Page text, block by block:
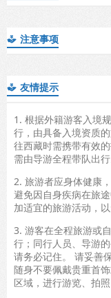
 注意事项
 友情提示
1. 根据外籍游客入境
行，由具备入境资质
往西藏时需携带有效
需由导游全程带队出行
2. 旅游者应身体健康
避免因自身疾病在旅
加适宜的旅游活动，以
3. 游客在全程旅游或
行；同行人员、导游
请务必记住。 请妥善
随身不要佩戴贵重首
区域，进行游览、拍照